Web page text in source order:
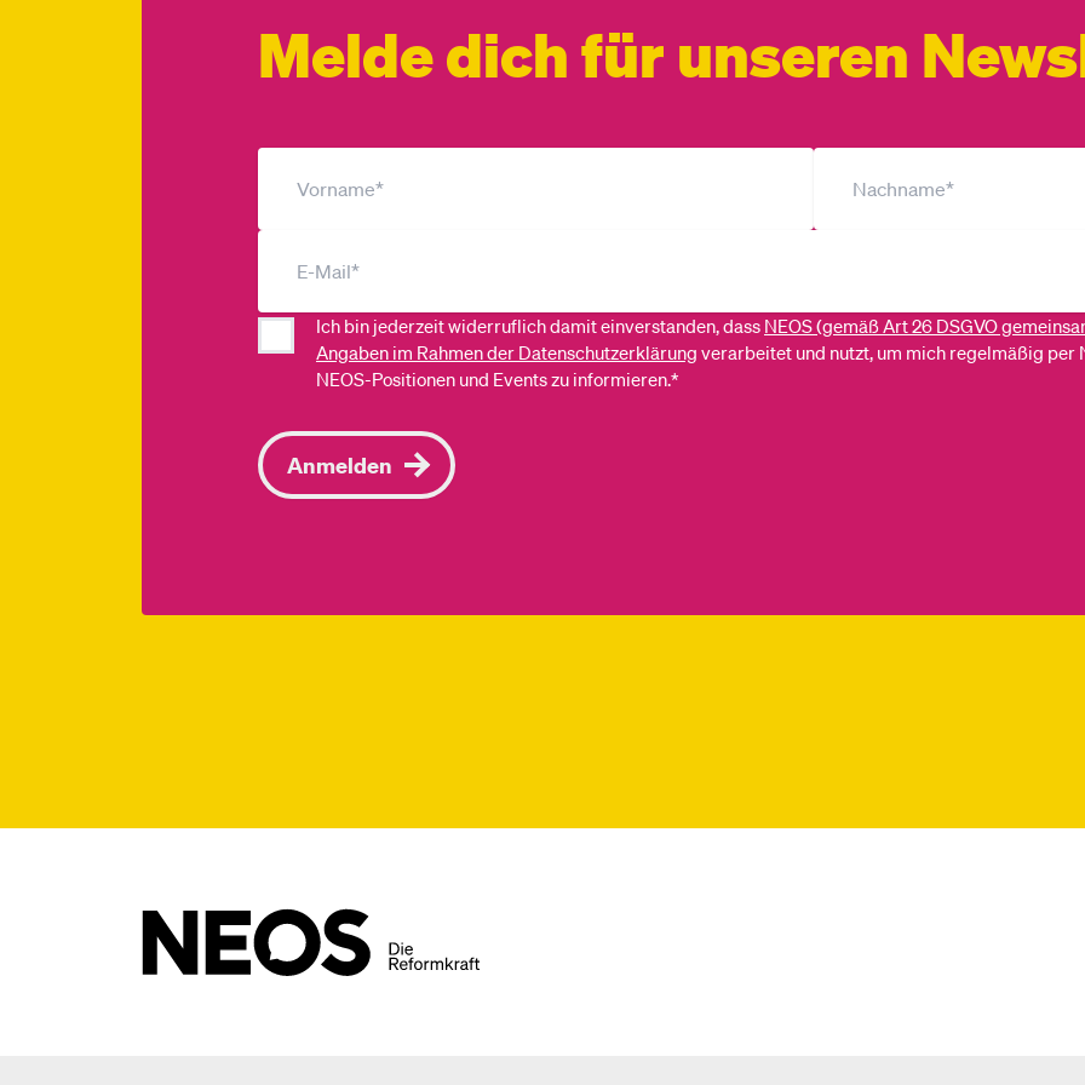
Melde dich für unseren
Ich bin jederzeit widerruflich damit einverstanden, dass NEOS (gemäß Art 26 DSGVO
Angaben im Rahmen der Datenschutzerklärung verarbeitet und nutzt, um mich regelmäßig per
NEOS-Positionen und Events zu informieren.*
Anmelden